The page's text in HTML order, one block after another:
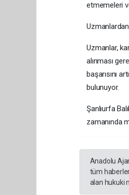
etmemeleri
Uzmanlardan
Uzmanlar,
alınması
başarısını
bulunuyor.
Şanlıurfa
zamanında
Anadolu
tüm
alan hukuki